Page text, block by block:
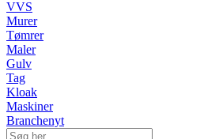
VVS
Murer
Tømrer
Maler
Gulv
Tag
Kloak
Maskiner
Branchenyt